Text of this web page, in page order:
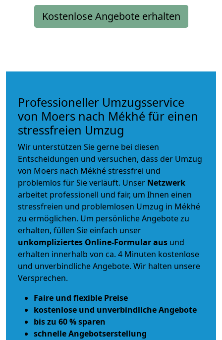
Kostenlose Angebote erhalten
Professioneller Umzugsservice
von Moers nach Mékhé für einen
stressfreien Umzug
Wir unterstützen Sie gerne bei diesen
Entscheidungen und versuchen, dass der Umzug
von Moers nach Mékhé stressfrei und
problemlos für Sie verläuft. Unser Netzwerk
arbeitet professionell und fair, um Ihnen einen
stressfreien und problemlosen Umzug in Mékhé
zu ermöglichen. Um persönliche Angebote zu
erhalten, füllen Sie einfach unser
unkompliziertes Online-Formular aus und
erhalten innerhalb von ca. 4 Minuten kostenlose
und unverbindliche Angebote. Wir halten unsere
Versprechen.
Faire und flexible Preise
kostenlose und unverbindliche Angebote
bis zu 60 % sparen
schnelle Angebotserstellung